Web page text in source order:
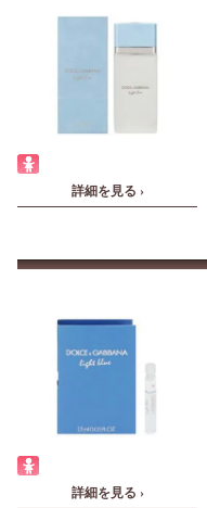
詳細を見る ›
詳細を見る ›